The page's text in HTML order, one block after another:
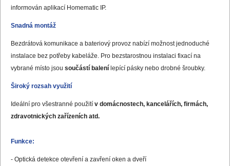
informován aplikací Homematic IP.
Snadná montáž
Bezdrátová komunikace a bateriový provoz nabízí možnost jednoduché
instalace bez potřeby kabeláže. Pro bezstarostnou instalaci fixací na
vybrané místo jsou součástí balení lepící pásky nebo drobné šroubky.
Široký rozsah využití
Ideální pro všestranné použití v domácnostech, kancelářích, firmách,
zdravotnických zařízeních atd.
Funkce:
- Optická detekce otevření a zavření oken a dveří